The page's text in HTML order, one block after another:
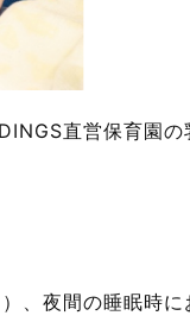
直営保育園の
、夜間の睡眠時に